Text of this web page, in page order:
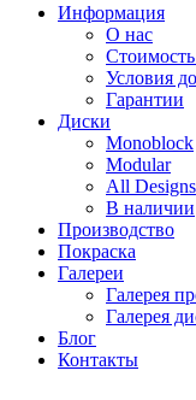
Информация
О нас
Условия
Гарантии
Диски
Monoblock
Modular
All Designs
В наличии
Производство
Покраска
Галереи
Галерея
Галерея
Блог
Контакты